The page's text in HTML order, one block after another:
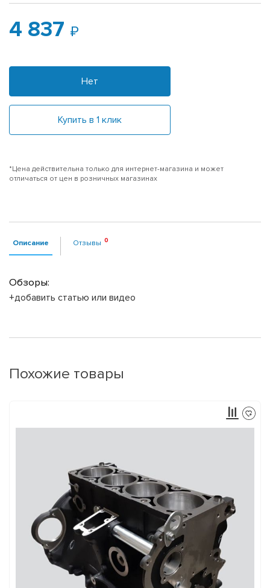
4 837
Нет
Купить в 1 клик
*Цена действительна только для интернет-магазина и может
отличаться от цен в розничных магазинах
Описание Отзывы
Обзоры:
+добавить статью или видео
Похожие товары